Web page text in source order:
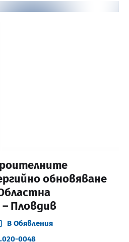
обновяване
Пловдив
В Обявления
0048